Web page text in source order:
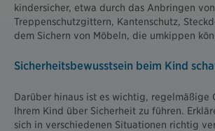
kindersicher, etwa durch das Anbringen von
Treppenschutzgittern, Kantenschutz,
dem Sichern von Möbeln, die umkippen
Sicherheitsbewusstsein beim Kind
Darüber hinaus ist es wichtig, regelmäßige
Ihrem Kind über Sicherheit zu führen.
sich in verschiedenen Situationen richtig